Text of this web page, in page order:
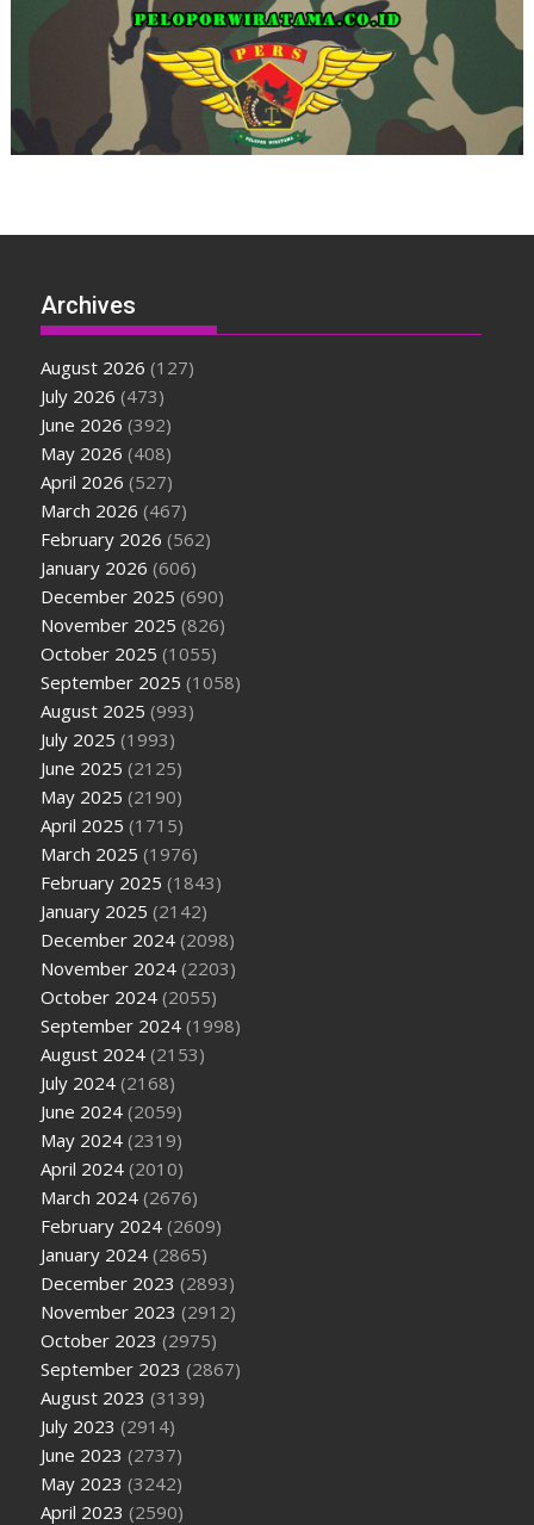
Archives
August 2026 (127)
July 2026 (473)
June 2026 (392)
May 2026 (408)
April 2026 (527)
March 2026 (467)
February 2026 (562)
January 2026 (606)
December 2025 (690)
November 2025 (826)
October 2025 (1055)
September 2025 (1058)
August 2025 (993)
July 2025 (1993)
June 2025 (2125)
May 2025 (2190)
April 2025 (1715)
March 2025 (1976)
February 2025 (1843)
January 2025 (2142)
December 2024 (2098)
November 2024 (2203)
October 2024 (2055)
September 2024 (1998)
August 2024 (2153)
July 2024 (2168)
June 2024 (2059)
May 2024 (2319)
April 2024 (2010)
March 2024 (2676)
February 2024 (2609)
January 2024 (2865)
December 2023 (2893)
November 2023 (2912)
October 2023 (2975)
September 2023 (2867)
August 2023 (3139)
July 2023 (2914)
June 2023 (2737)
May 2023 (3242)
April 2023 (2590)